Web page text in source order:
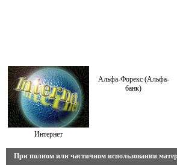
Интернет
Альфа-Форекс (Альфа-
банк)
При полном или частичном использовании